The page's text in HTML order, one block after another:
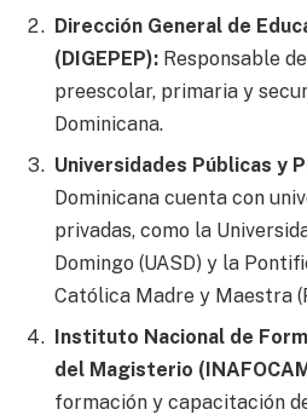
Dirección General de
(DIGEPEP): Responsable
preescolar, primaria y
Dominicana.
Universidades Públicas y
Dominicana cuenta con
privadas, como la
Domingo (UASD) y la
Católica Madre y Maestra
Instituto Nacional de
del Magisterio
formación y capacitación